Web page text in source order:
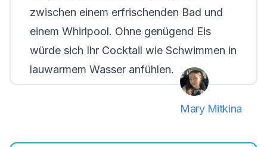
zwischen einem erfrischenden Bad und
einem Whirlpool. Ohne genügend Eis
würde sich Ihr Cocktail wie Schwimmen in
lauwarmem Wasser anfühlen.
Mary Mitkina